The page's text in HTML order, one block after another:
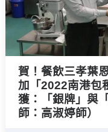
賀！餐飲三孝葉
加「2022南港包
獲：「銀牌」與
師：高淑婷師）